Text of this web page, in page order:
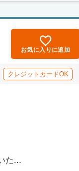
お気に入りに追加
クレジットカードOK
た...